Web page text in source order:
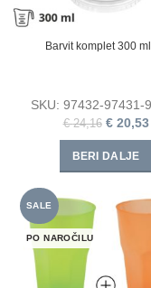
Barvit komplet 300
SKU: 97432-97431-
€24,16 € 20,53
BERI DALJE
SALE
PO NAROČILU